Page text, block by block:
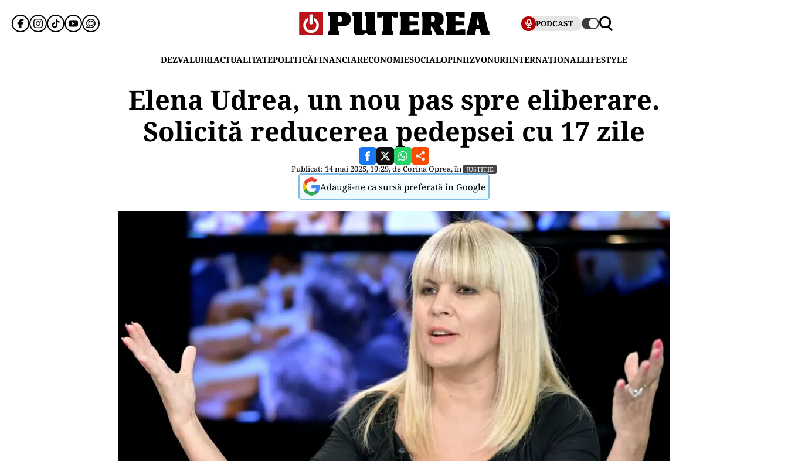
PODCAST
DEZVALUIRIACTUALITATEPOLITICĂFINANCIARECONOMIESOCIALOPINIIZVONURIINTERNAȚIONALLIFESTYLE
Elena Udrea, un nou pas spre eliberare.
Solicită reducerea pedepsei cu 17 zile
Publicat: 14 mai 2025, 19:29, deCorina Oprea, în JUSTITIE
Adaugă-ne ca sursă preferată în Google